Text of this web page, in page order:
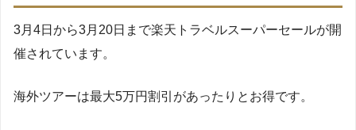
3月4日から3月20日まで楽天トラベルスーパーセールが開
催されています。
海外ツアーは最大5万円割引があったりとお得です。